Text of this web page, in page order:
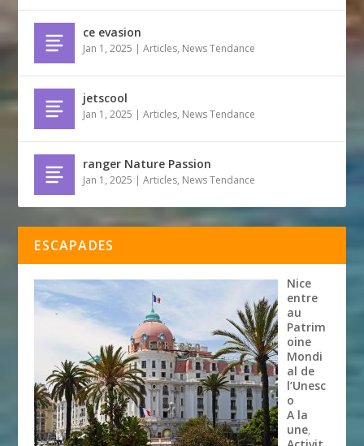
ce evasion
Jan 1, 2025 |Articles, News Tendance
jetscool
Jan 1, 2025 |Articles, News Tendance
ranger Nature Passion
Jan 1, 2025 |Articles, News Tendance
ESCAPADES
Nice
entre
au
Patrim
oine
Mondi
al de
l’Unesc
o
A la
une,